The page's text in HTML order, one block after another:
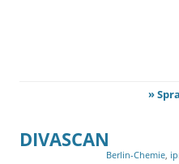
»
DIVASCAN
Berlin-Chemie